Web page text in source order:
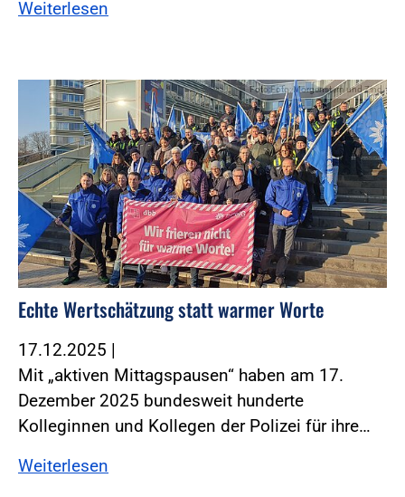
Weiterlesen
Foto:Foto: Morgenstern und Zind
Echte Wertschätzung statt warmer Worte
17.12.2025 |
Mit „aktiven Mittagspausen“ haben am 17.
Dezember 2025 bundesweit hunderte
Kolleginnen und Kollegen der Polizei für ihre…
Weiterlesen